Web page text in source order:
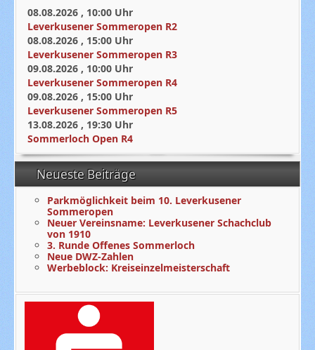
08.08.2026 , 10:00 Uhr
Leverkusener Sommeropen R2
08.08.2026 , 15:00 Uhr
Leverkusener Sommeropen R3
09.08.2026 , 10:00 Uhr
Leverkusener Sommeropen R4
09.08.2026 , 15:00 Uhr
Leverkusener Sommeropen R5
13.08.2026 , 19:30 Uhr
Sommerloch Open R4
Neueste Beiträge
Parkmöglichkeit beim 10. Leverkusener
Sommeropen
Neuer Vereinsname: Leverkusener Schachclub
von 1910
3. Runde Offenes Sommerloch
Neue DWZ-Zahlen
Werbeblock: Kreiseinzelmeisterschaft